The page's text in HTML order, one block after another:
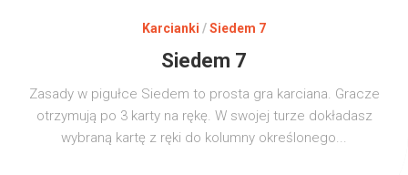
Karcianki /Siedem 7
Siedem 7
Zasady w pigułce Siedem to prosta gra karciana. Gracze
otrzymują po 3 karty na rękę. W swojej turze dokładasz
wybraną kartę z ręki do kolumny określonego...